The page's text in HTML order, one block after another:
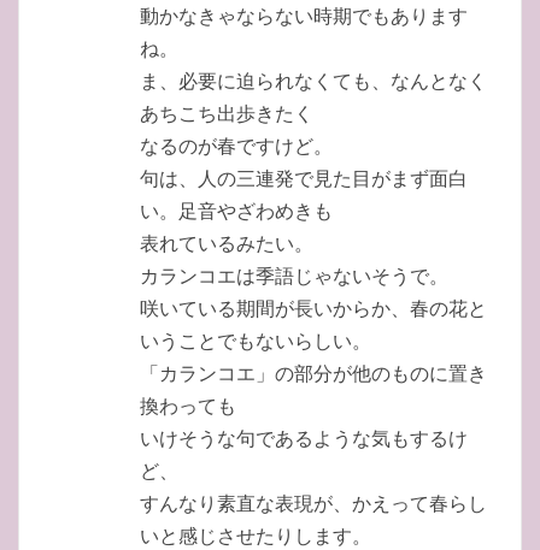
動かなきゃならない時期でもあります
ね。
ま、必要に迫られなくても、なんとなく
あちこち出歩きたく
なるのが春ですけど。
句は、人の三連発で見た目がまず面白
い。足音やざわめきも
表れているみたい。
カランコエは季語じゃないそうで。
咲いている期間が長いからか、春の花と
いうことでもないらしい。
「カランコエ」の部分が他のものに置き
換わっても
いけそうな句であるような気もするけ
ど、
すんなり素直な表現が、かえって春らし
いと感じさせたりします。